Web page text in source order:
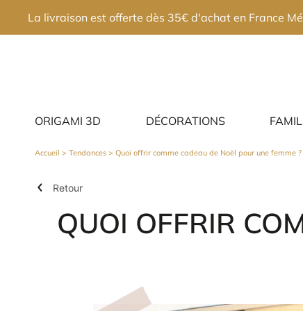
ORIGAMI 3D DÉCORATIONS
La livraison est offerte dès 35€ d'achat en France
Accueil > Tendances > Quoi offrir comme cadeau de Noël pour une femme ?
Retour
QUOI OFFRIR
×